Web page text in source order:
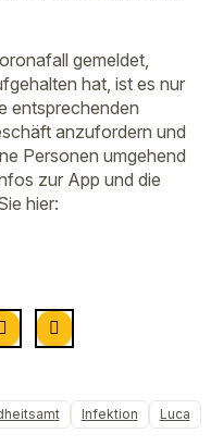
gemeldet,
hat, ist es nur
entsprechenden
anzufordern und
Personen umgehend
zur App und die
hier:
Infektion Luca